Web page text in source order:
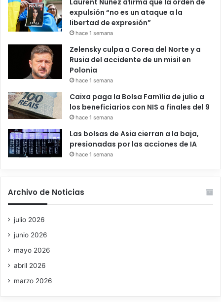
Laurent Nuñez afirma que la orden de
expulsión “no es un ataque a la
libertad de expresión”
hace 1 semana
Zelensky culpa a Corea del Norte y a
Rusia del accidente de un misil en
Polonia
hace 1 semana
Caixa paga la Bolsa Família de julio a
los beneficiarios con NIS a finales del 9
hace 1 semana
Las bolsas de Asia cierran a la baja,
presionadas por las acciones de IA
hace 1 semana
Archivo de Noticias
julio 2026
junio 2026
mayo 2026
abril 2026
marzo 2026